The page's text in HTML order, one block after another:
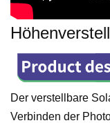
Der verstellbare
Verbinden der